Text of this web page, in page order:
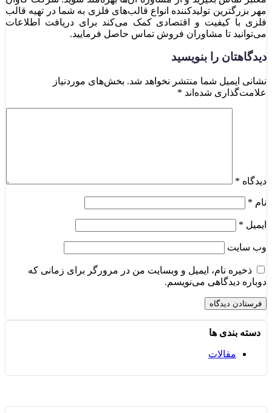
مهر بزرگترین تولیدکننده انواع قالب‌های فلزی به شما در تهیه قالب
فلزی با کیفیت و اقتصادی کمک می‌کند برای دریافت اطلاعات
می‌توانید تا مشاوران فروش تماس حاصل فرمایید.
دیدگاهتان را بنویسید
نشانی ایمیل شما منتشر نخواهد شد. بخش‌های موردنیاز
علامت‌گذاری شده‌اند *
دیدگاه *
نام *
ایمیل *
وب‌ سایت
ذخیره نام، ایمیل و وبسایت من در مرورگر برای زمانی که
دوباره دیدگاهی می‌نویسم.
دسته بندی ها
مقالات